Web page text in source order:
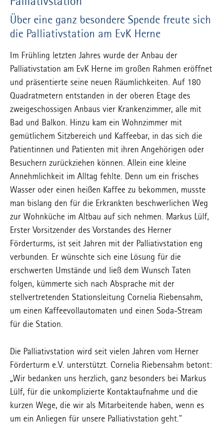
Über eine ganz besondere Spende freute sich
die Palliativstation am EvK Herne
Im Frühling letzten Jahres wurde der Anbau der
Palliativstation am EvK Herne im großen Rahmen eröffnet
und präsentierte seine neuen Räumlichkeiten. Auf 180
Quadratmetern entstanden in der oberen Etage des
zweigeschossigen Anbaus vier Krankenzimmer, alle mit
Bad und Balkon. Hinzu kam ein Wohnzimmer mit
gemütlichem Sitzbereich und Kaffeebar, in das sich die
Patientinnen und Patienten mit ihren Angehörigen oder
Besuchern zurückziehen können. Allein eine kleine
Annehmlichkeit im Alltag fehlte. Denn um ein frisches
Wasser oder einen heißen Kaffee zu bekommen, musste
man bislang den für die Erkrankten beschwerlichen Weg
zur Wohnküche im Altbau auf sich nehmen. Markus Lülf,
Erster Vorsitzender des Vorstandes des Herner
Förderturms, ist seit Jahren mit der Palliativstation eng
verbunden. Er wünschte sich eine Lösung für die
erschwerten Umstände und ließ dem Wunsch Taten
folgen, kümmerte sich nach Absprache mit der
stellvertretenden Stationsleitung Cornelia Riebensahm,
um einen Kaffeevollautomaten und einen Soda-Stream
für die Station.
Die Palliativstation wird seit vielen Jahren vom Herner
Förderturm e.V. unterstützt. Cornelia Riebensahm betont:
„Wir bedanken uns herzlich, ganz besonders bei Markus
Lülf, für die unkomplizierte Kontaktaufnahme und die
kurzen Wege, die wir als Mitarbeitende haben, wenn es
um ein Anliegen für unsere Palliativstation geht.“